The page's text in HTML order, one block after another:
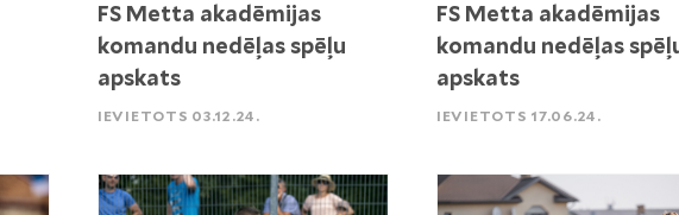
FS Metta akadēmijas
komandu nedēļas spēļu
apskats
IEVIETOTS 03.12.24.
FS Metta akadēmijas
komandu nedēļas
apskats
IEVIETOTS 17.06.24.